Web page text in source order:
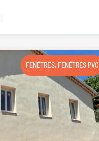
FENÊTRES, FENÊTRES PVC